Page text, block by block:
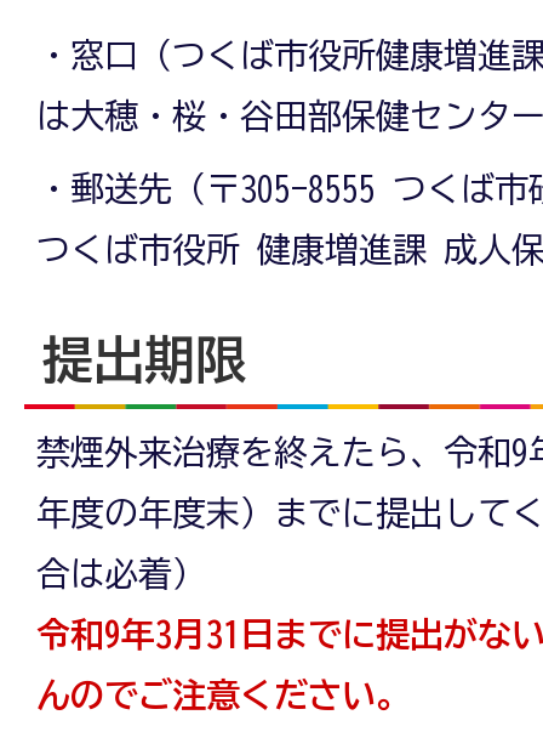
・窓口（つくば市役所健康増進
は大穂・桜・谷田部保健センタ
・郵送先（〒305-8555 つくば
つくば市役所 健康増進課 成人
提出期限
禁煙外来治療を終えたら、令和9
年度の年度末）までに提出して
合は必着）
令和9年3月31日までに提出がな
んのでご注意ください。